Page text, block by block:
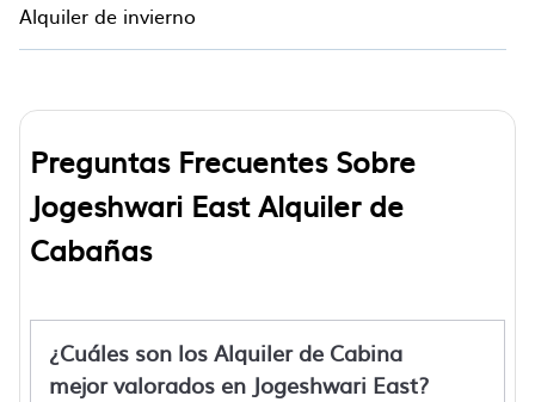
Alquiler de invierno
Preguntas Frecuentes Sobre
Jogeshwari East Alquiler de
Cabañas
¿Cuáles son los Alquiler de Cabina
mejor valorados en Jogeshwari East?